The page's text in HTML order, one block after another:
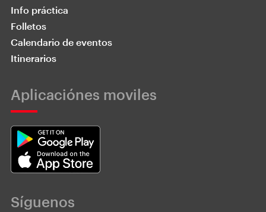
Info práctica
Folletos
Calendario de eventos
Itinerarios
Aplicaciónes moviles
Síguenos